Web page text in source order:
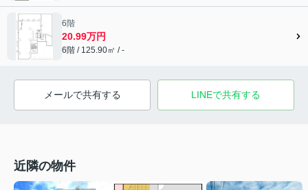
6階
20.99万円
6階 / 125.90㎡ / -
メールで共有する LINEで共有する
近隣の物件